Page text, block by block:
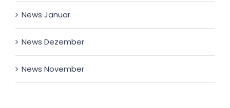
News Januar
News Dezember
News November